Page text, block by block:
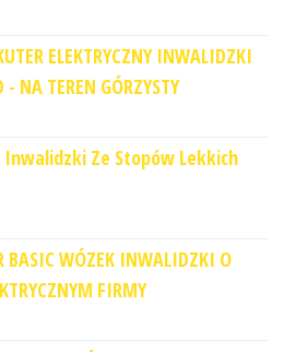
ELEKTRYCZNY INWALIDZKI
- NA TEREN GÓRZYSTY
Ze Stopów Lekkich
BASIC WÓZEK INWALIDZKI O
FIRMY